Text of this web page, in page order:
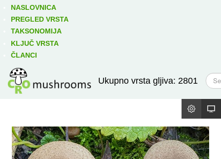
NASLOVNICA
PREGLED VRSTA
TAKSONOMIJA
KLJUČ VRSTA
ČLANCI
Ukupno vrsta gljiva: 2801
T
r
ž
Izravno podređene niže takse: